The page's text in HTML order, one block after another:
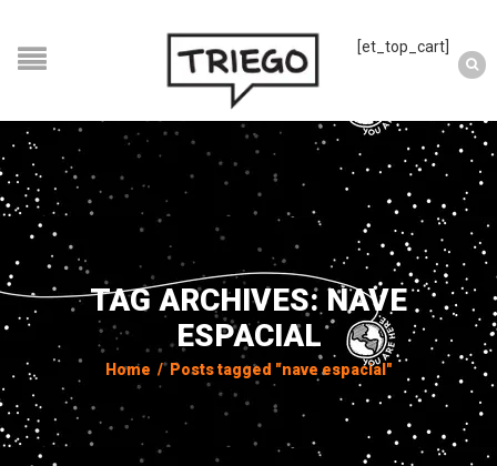
[et_top_cart]
TAG ARCHIVES: NAVE
ESPACIAL
Home / Posts tagged "nave espacial"